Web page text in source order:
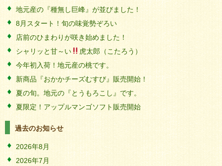
地元産の『種無し巨峰』が並びました！
8月スタート！旬の味覚勢ぞろい
店前のひまわりが咲き始めました！
シャリッと甘～い
虎太郎（こたろう）
今年初入荷！地元産の桃です。
新商品『おかかチーズむすび』販売開始！
夏の旬。地元の『とうもろこし』です。
夏限定！アップルマンゴソフト販売開始
過去のお知らせ
2026年8月
2026年7月